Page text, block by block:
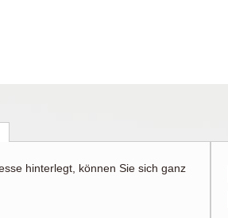
hinterlegt, können Sie sich ganz